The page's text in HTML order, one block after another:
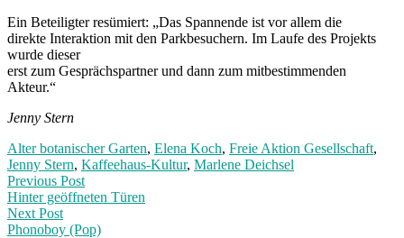
Ein Beteiligter resümiert: „Das Spannende ist vor allem die
direkte Interaktion mit den Parkbesuchern. Im Laufe des Projekts
wurde dieser
erst zum Gesprächspartner und dann zum mitbestimmenden
Akteur.“
Jenny Stern
Alter botanischer Garten, Elena Koch, Freie Aktion Gesellschaft,
Jenny Stern, Kaffeehaus-Kultur, Marlene Deichsel
Post
navigation
Previous PostPrevious
post:
Hinter geöffneten Türen
Next Post
Phonoboy (Pop)